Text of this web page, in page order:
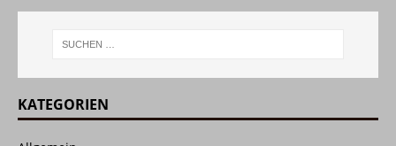
KATEGORIEN